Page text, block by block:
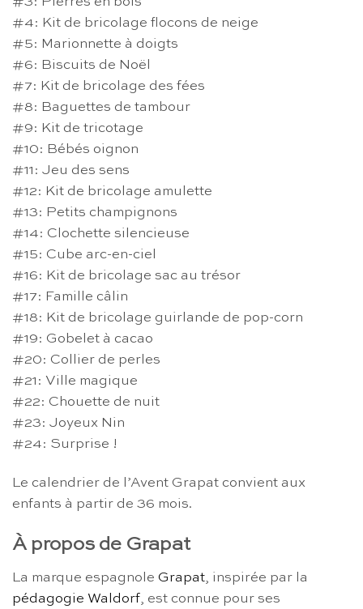
#4: Kit de bricolage flocons de neige
#5: Marionnette à doigts
#6: Biscuits de Noël
#7: Kit de bricolage des fées
#8: Baguettes de tambour
#9: Kit de tricotage
#10: Bébés oignon
#11: Jeu des sens
#12: Kit de bricolage amulette
#13: Petits champignons
#14: Clochette silencieuse
#15: Cube arc-en-ciel
#16: Kit de bricolage sac au trésor
#17: Famille câlin
#18: Kit de bricolage guirlande de pop-corn
#19: Gobelet à cacao
#20: Collier de perles
#21: Ville magique
#22: Chouette de nuit
#23: Joyeux Nin
#24: Surprise !
Le calendrier de l’Avent Grapat convient aux
enfants à partir de 36 mois.
À propos de Grapat
La marque espagnole Grapat, inspirée par la
pédagogie Waldorf, est connue pour ses